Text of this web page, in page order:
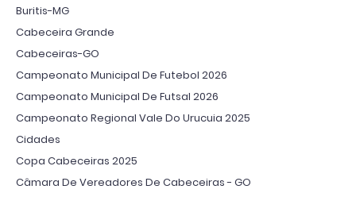
Buritis-MG
Cabeceira Grande
Cabeceiras-GO
Campeonato Municipal De Futebol 2026
Campeonato Municipal De Futsal 2026
Campeonato Regional Vale Do Urucuia 2025
Cidades
Copa Cabeceiras 2025
Câmara De Vereadores De Cabeceiras - GO